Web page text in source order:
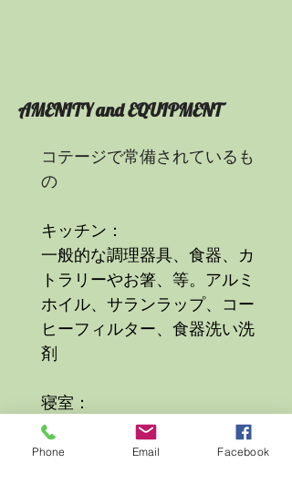
AMENITY and EQUIPMENT
コテージで常備されているも
の
キッチン：
一般的な調理器具、食器、カ
トラリーやお箸、等。アルミ
ホイル、サランラップ、コー
ヒーフィルター、食器洗い洗
剤
寝室：
寝具、シーツ、犬用ベッドカ
バー
Phone Email Facebook